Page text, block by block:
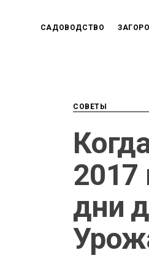
САДОВОДСТВО
СОВЕТЫ
2017
дни